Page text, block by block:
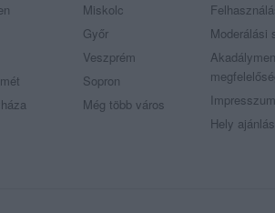
Miskolc
Győr
Veszprém
Sopron
Még több város
Moderálási
Impresszum
Hely